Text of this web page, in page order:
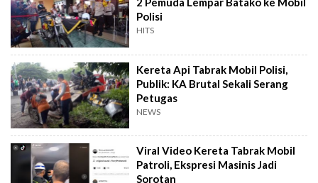
Polisi
HITS
Kereta Api Tabrak Mobil Polisi,
Publik: KA Brutal Sekali Serang
Petugas
NEWS
Viral Video Kereta Tabrak Mobil
Patroli, Ekspresi Masinis Jadi
Sorotan